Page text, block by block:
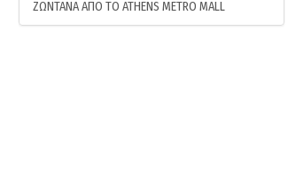
ΖΩΝΤΑΝΑ ΑΠΟ ΤΟ ATHENS METRO MALL